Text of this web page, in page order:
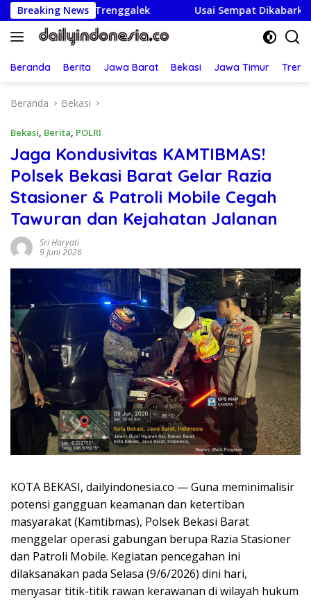
Langsung
ke
konten
Breaking News
Trenggalek Usai Sempat Dikabarkan Tertahan,
Beranda Berita Jawa Barat Bekasi Jawa Timur
Beranda Bekasi
Bekasi, Berita, POLRI
Jaga Kondusivitas KAMTIBMAS!
Polsek Bekasi Barat Gelar Razia
Stasioner & Patroli Mobile Cegah
Tawuran dan Kejahatan Jalanan
Sri Haryati
9 Juni 2026
KOTA BEKASI, dailyindonesia.co — Guna meminimalisir
potensi gangguan keamanan dan ketertiban
masyarakat (Kamtibmas), Polsek Bekasi Barat
menggelar operasi gabungan berupa Razia Stasioner
dan Patroli Mobile. Kegiatan pencegahan ini
dilaksanakan pada Selasa (9/6/2026) dini hari,
menyasar titik-titik rawan kerawanan di wilayah hukum